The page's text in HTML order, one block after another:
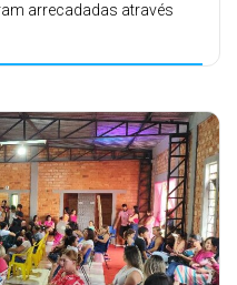
arrecadadas através